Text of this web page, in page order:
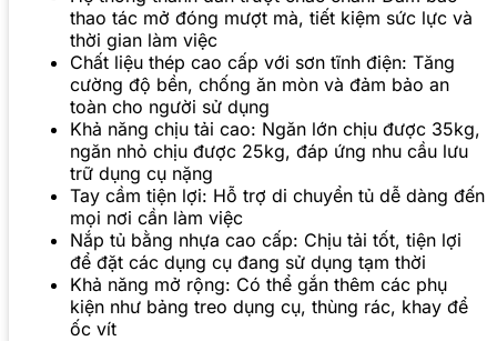
thao tác mở đóng mượt mà, tiết kiệm sức lực và
thời gian làm việc
Chất liệu thép cao cấp với sơn tĩnh điện: Tăng
cường độ bền, chống ăn mòn và đảm bảo an
toàn cho người sử dụng
Khả năng chịu tải cao: Ngăn lớn chịu được 35kg,
ngăn nhỏ chịu được 25kg, đáp ứng nhu cầu lưu
trữ dụng cụ nặng
Tay cầm tiện lợi: Hỗ trợ di chuyển tủ dễ dàng đến
mọi nơi cần làm việc
Nắp tủ bằng nhựa cao cấp: Chịu tải tốt, tiện lợi
để đặt các dụng cụ đang sử dụng tạm thời
Khả năng mở rộng: Có thể gắn thêm các phụ
kiện như bảng treo dụng cụ, thùng rác, khay để
ốc vít